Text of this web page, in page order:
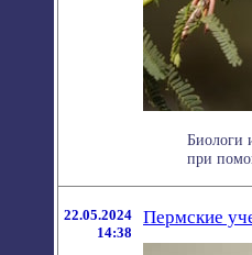
Биологи
при
22.05.2024
14:38
Пермские